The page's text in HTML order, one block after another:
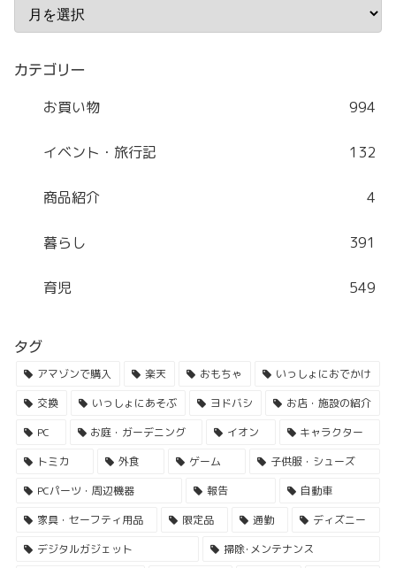
カテゴリー
お買い物 994
イベント・旅行記 132
商品紹介 4
暮らし 391
育児 549
タグ
アマゾンで購入 楽天 おもちゃ
いっしょにおでかけ
交換
いっしょにあそぶ ヨドバシ
お店・施設の紹介
PC
お庭・ガーデニング イオン
キャラクター
トミカ
外食 ゲーム
子供服・シューズ
PCパーツ・周辺機器
報告
自動車
家具・セーフティ用品
限定品 通勤
ディズニー
デジタルガジェット
掃除･メンテナンス